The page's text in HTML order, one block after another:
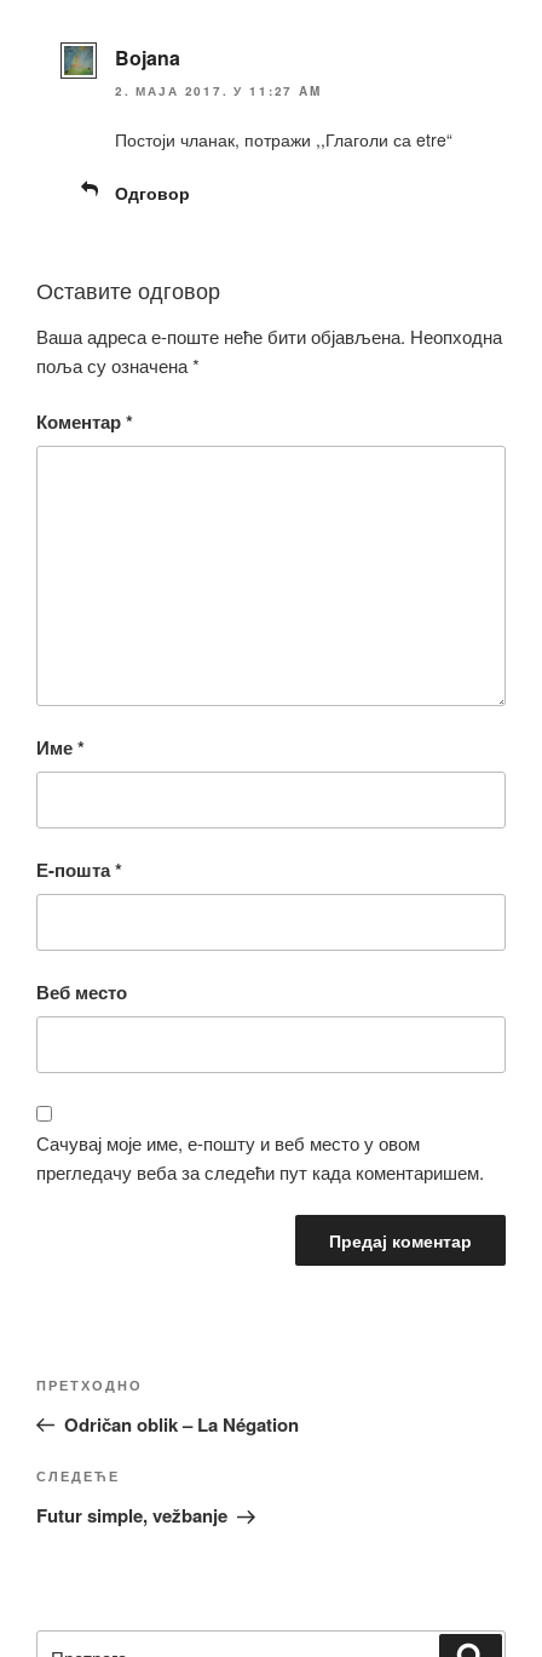
Bojana
2. МАЈА 2017. У 11:27 AM
Постоји чланак, потражи ,,Глаголи са etre“
Одговор
Оставите одговор
Ваша адреса е-поште неће бити објављена. Неопходна
поља су означена*
Коментар*
Име*
Е-пошта*
Веб место
Сачувај моје име, е-пошту и веб место у овом
прегледачу веба за следећи пут када коментаришем.
чланка
Претходни
чланак
ПРЕТХОДНО
Odričan oblik – La Négation
Следећи
чланак
СЛЕДЕЋЕ
Futur simple, vežbanje